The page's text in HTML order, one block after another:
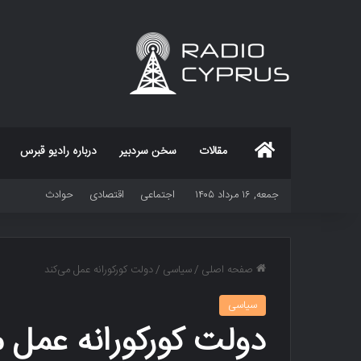
خانه مقالات سخن سردبیر درباره رادیو قبرس
جمعه, ۱۶ مرداد ۱۴۰۵ اجتماعی اقتصادی حوادث
صفحه اصلی /سیاسی /دولت کورکورانه عمل می‌کند
سیاسی
دولت کورکورانه